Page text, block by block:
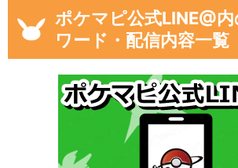
ポケマピ公式LINE@
ワード・配信内容一覧